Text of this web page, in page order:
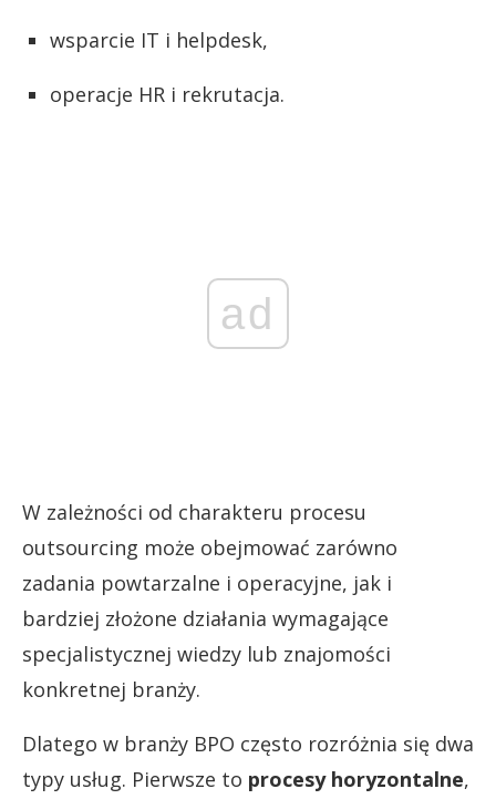
wsparcie IT i helpdesk,
operacje HR i rekrutacja.
ad
W zależności od charakteru procesu
outsourcing może obejmować zarówno
zadania powtarzalne i operacyjne, jak i
bardziej złożone działania wymagające
specjalistycznej wiedzy lub znajomości
konkretnej branży.
Dlatego w branży BPO często rozróżnia się dwa
typy usług. Pierwsze to procesy horyzontalne,